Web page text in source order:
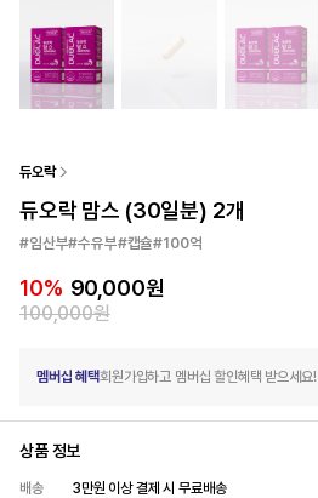
듀오락
듀오락 맘스 (30일분) 2개
#임산부#수유부#캡슐#100억
10% 90,000원
100,000원
멤버십 혜택회원가입하고 멤버십 할인혜택 받으세요!
상품 정보
배송
3만원 이상 결제 시 무료배송